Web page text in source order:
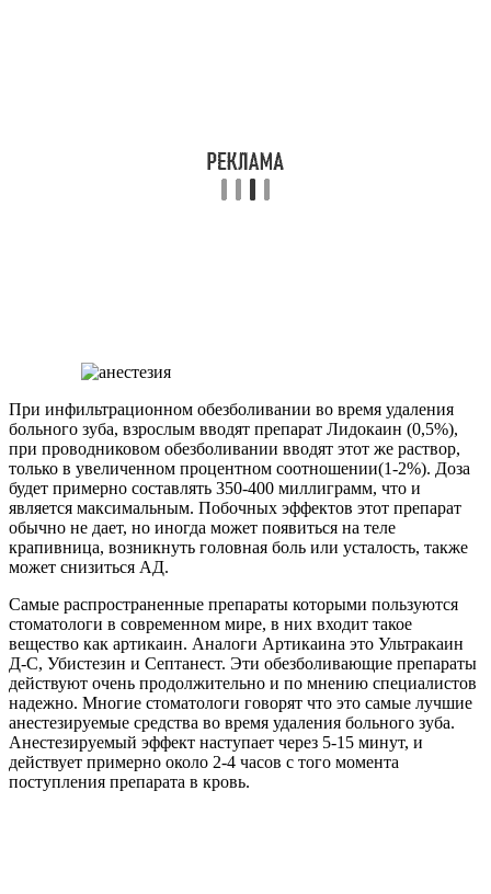
При инфильтрационном обезболивании во время удаления
больного зуба, взрослым вводят препарат Лидокаин (0,5%),
при проводниковом обезболивании вводят этот же раствор,
только в увеличенном процентном соотношении(1-2%). Доза
будет примерно составлять 350-400 миллиграмм, что и
является максимальным. Побочных эффектов этот препарат
обычно не дает, но иногда может появиться на теле
крапивница, возникнуть головная боль или усталость, также
может снизиться АД.
Самые распространенные препараты которыми пользуются
стоматологи в современном мире, в них входит такое
вещество как артикаин. Аналоги Артикаина это Ультракаин
Д-С, Убистезин и Септанест. Эти обезболивающие препараты
действуют очень продолжительно и по мнению специалистов
надежно. Многие стоматологи говорят что это самые лучшие
анестезируемые средства во время удаления больного зуба.
Анестезируемый эффект наступает через 5-15 минут, и
действует примерно около 2-4 часов с того момента
поступления препарата в кровь.